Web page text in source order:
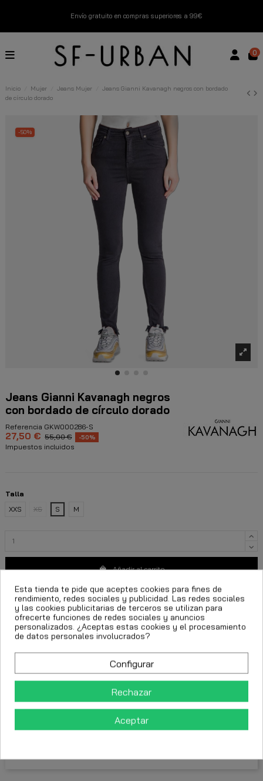
Envío gratuito en compras superiores a 99€
Nuevos productos disponibles esta semana
0
Inicio Mujer Jeans Mujer
Jeans Gianni Kavanagh negros con bordado
de círculo dorado
-50%
Jeans Gianni Kavanagh negros
con bordado de círculo dorado
Referencia GKW000286-S
27,50 € 55,00 € -50%
Impuestos incluidos
Talla
XXS
XS S M
Añadir al carrito
pantalones exclusivos hombre
FECHA ESTIMADA DE ENTREGA:
CttExpress 24/48h -Miércoles 12 Agosto, 2026
Esta tienda te pide que aceptes cookies para fines de
rendimiento, redes sociales y publicidad. Las redes sociales
y las cookies publicitarias de terceros se utilizan para
ofrecerte funciones de redes sociales y anuncios
personalizados. ¿Aceptas estas cookies y el procesamiento
de datos personales involucrados?
Configurar
Rechazar
Aceptar